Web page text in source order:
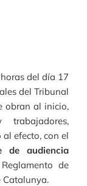
del día 17
del Tribunal
obran al inicio,
efecto, con el
de audiencia
de
Catalunya.